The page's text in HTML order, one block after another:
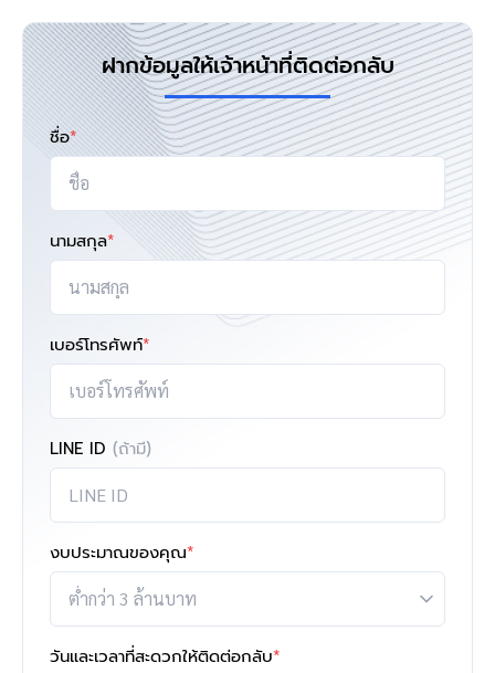
ฝากข้อมูลให้เจ้าหน้าที่ติดต่อกลับ
ชื่อ*
นามสกุล*
เบอร์โทรศัพท์*
LINE ID (ถ้ามี)
งบประมาณของคุณ*
วันและเวลาที่สะดวกให้ติดต่อกลับ*